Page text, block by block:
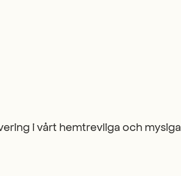
i vårt hemtrevliga och mysiga